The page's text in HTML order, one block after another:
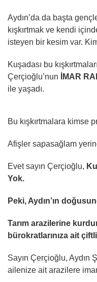
Aydın’da da başta
kışkırtmak ve kendi
isteyen bir kesim var.
Kuşadası bu
Çerçioğlu’nun
İMAR
ile yaşadı.
Bu kışkırtmalara kimse
Afişler sapasağlam
Evet sayın Çerçioğlu,
Yok.
Peki, Aydın’ın
Tarım arazilerine
bürokratlarınıza ait
Sayın Çerçioğlu, Aydın
ailenize ait arazilere